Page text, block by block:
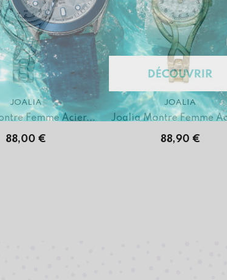
JOALIA
Femme Acier...
88,00 €
JOALIA
Joalia Montre Femme
88,90 €